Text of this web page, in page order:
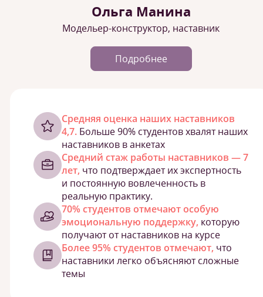
Ольга Манина
Модельер-конструктор, наставник
Подробнее
Cредняя оценка наших наставников
4,7. Больше 90% студентов хвалят наших
наставников в анкетах
Средний стаж работы наставников — 7
лет, что подтверждает их экспертность
и постоянную вовлеченность в
реальную практику.
70% студентов отмечают особую
эмоциональную поддержку, которую
получают от наставников на курсе
Более 95% студентов отмечают, что
наставники легко объясняют сложные
темы